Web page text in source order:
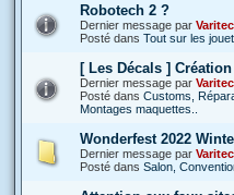
Robotech 2 ?
Dernier message par
Posté dans Tout sur les
[ Les Décals ]
Dernier message par
Posté dans Customs,
Montages maquettes..
Wonderfest 2022
Dernier message par
Posté dans Salon,